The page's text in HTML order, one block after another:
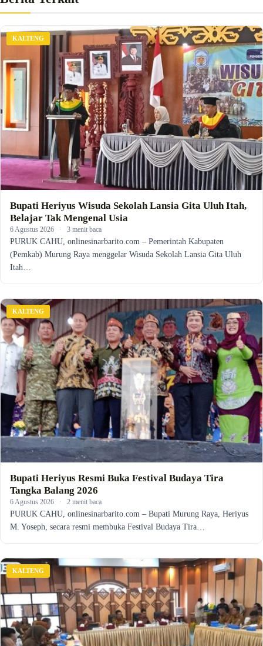
KALTENG
Bupati Heriyus Wisuda Sekolah Lansia Gita Uluh Itah,
Belajar Tak Mengenal Usia
6 Agustus 2026 · 3 menit baca
PURUK CAHU, onlinesinarbarito.com – Pemerintah Kabupaten
(Pemkab) Murung Raya menggelar Wisuda Sekolah Lansia Gita Uluh
Itah…
KALTENG
Bupati Heriyus Resmi Buka Festival Budaya Tira
Tangka Balang 2026
6 Agustus 2026 · 2 menit baca
PURUK CAHU, onlinesinarbarito.com – Bupati Murung Raya, Heriyus
M. Yoseph, secara resmi membuka Festival Budaya Tira…
KALTENG